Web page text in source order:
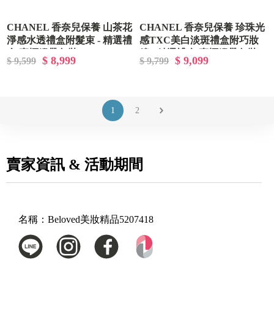
CHANEL 香奈兒保養 山茶花
淨感水透禮盒附髮束 - 精選禮
$ 9,599 $ 8,999
CHANEL 香奈兒保養 珍珠光
感TXC美白淡斑禮盒附巧妝
$ 9,799 $ 9,099
1 2
賣家資訊 & 活動期間
名稱： Beloved美妝精品5207418